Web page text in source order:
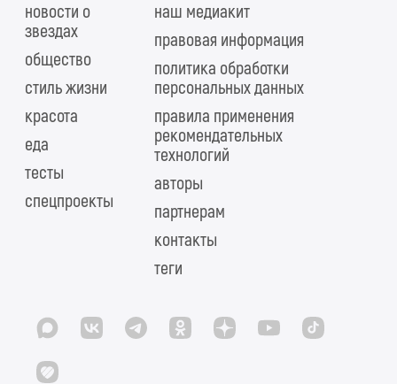
новости о
звездах
общество
стиль жизни
красота
еда
тесты
спецпроекты
наш медиакит
правовая информация
политика обработки
персональных данных
правила применения
рекомендательных
технологий
авторы
партнерам
контакты
теги